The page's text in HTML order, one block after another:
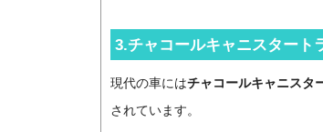
3.チャコールキャニスタート
現代の車にはチャコールキャニスタ
されています。